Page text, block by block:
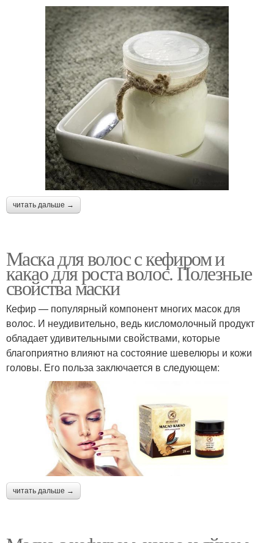
читать дальше →
Маска для волос с кефиром и
какао для роста волос. Полезные
свойства маски
Кефир — популярный компонент многих масок для
волос. И неудивительно, ведь кисломолочный продукт
обладает удивительными свойствами, которые
благоприятно влияют на состояние шевелюры и кожи
головы. Его польза заключается в следующем:
читать дальше →